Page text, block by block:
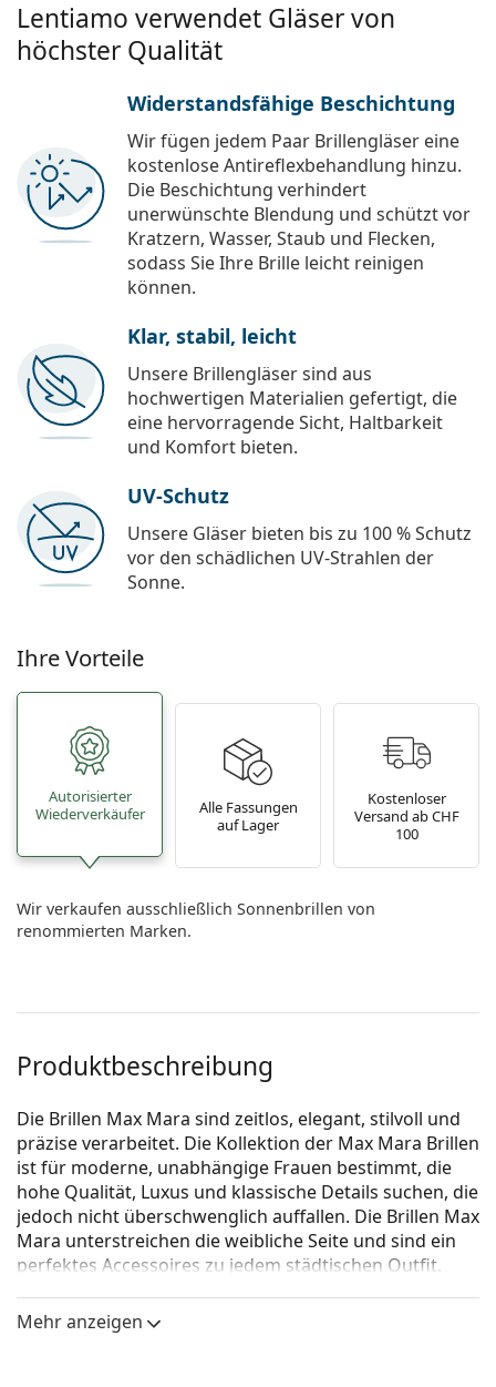
Lentiamo verwendet Gläser von
höchster Qualität
Widerstandsfähige Beschichtung
Wir fügen jedem Paar Brillengläser eine
kostenlose Antireflexbehandlung hinzu.
Die Beschichtung verhindert
unerwünschte Blendung und schützt vor
Kratzern, Wasser, Staub und Flecken,
sodass Sie Ihre Brille leicht reinigen
können.
Klar, stabil, leicht
Unsere Brillengläser sind aus
hochwertigen Materialien gefertigt, die
eine hervorragende Sicht, Haltbarkeit
und Komfort bieten.
UV-Schutz
Unsere Gläser bieten bis zu 100 % Schutz
vor den schädlichen UV-Strahlen der
Sonne.
Ihre Vorteile
Autorisierter
Wiederverkäufer
Alle Fassungen
auf Lager
Kostenloser
Versand ab CHF
100
Wir verkaufen ausschließlich Sonnenbrillen von
renommierten Marken.
Produktbeschreibung
Die Brillen Max Mara sind zeitlos, elegant, stilvoll und
präzise verarbeitet. Die Kollektion der Max Mara Brillen
ist für moderne, unabhängige Frauen bestimmt, die
hohe Qualität, Luxus und klassische Details suchen, die
jedoch nicht überschwenglich auffallen. Die Brillen Max
Mara unterstreichen die weibliche Seite und sind ein
perfektes Accessoires zu jedem städtischen Outfit.
MaxMara MM 5017 001 14 53ist eine Brille für Frauen.
Schauen Sie sich mit der virtuellen Anprobefunktion
Mehr anzeigen